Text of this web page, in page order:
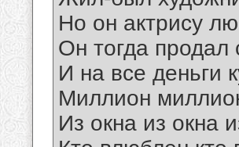
Но он актрису
Он тогда продал
И на все деньги
Миллион
Из окна из окна